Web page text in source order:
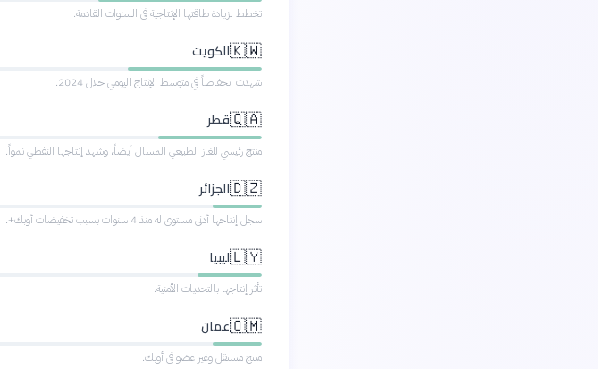
تخطط لزيادة طاقتها الإنتاجية في السنوات القادمة.
🇰🇼الكويت
شهدت انخفاضاً في متوسط الإنتاج اليومي خلال 2024.
🇶🇦قطر
منتج رئيسي للغاز الطبيعي المسال أيضاً، وشهد إنتاجها النفطي نمواً.
🇩🇿الجزائر
سجل إنتاجها أدنى مستوى له منذ 4 سنوات بسبب تخفيضات أوبك+.
🇱🇾ليبيا
تأثر إنتاجها بالتحديات الأمنية.
🇴🇲عمان
منتج مستقل وغير عضو في أوبك.